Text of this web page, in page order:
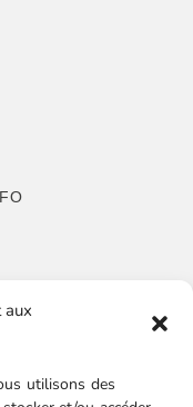
aux
utilisons des